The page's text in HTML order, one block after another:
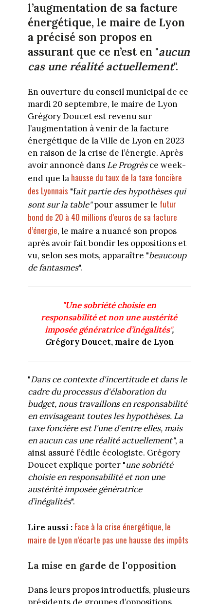
l’augmentation de sa facture
énergétique, le maire de Lyon
a précisé son propos en
assurant que ce n’est en "aucun
cas une réalité actuellement".
En ouverture du conseil municipal de ce
mardi 20 septembre, le maire de Lyon
Grégory Doucet est revenu sur
l’augmentation à venir de la facture
énergétique de la Ville de Lyon en 2023
en raison de la crise de l’énergie. Après
avoir annoncé dans Le Progrèsce week-
end que la hausse du taux de la taxe foncière
des Lyonnais "fait partie des hypothèses qui
sont sur la table"pour assumer le futur
bond de 20 à 40 millions d’euros de sa facture
d’énergie, le maire a nuancé son propos
après avoir fait bondir les oppositions et
vu, selon ses mots, apparaître "beaucoup
de fantasmes".
"Une sobriété choisie en
responsabilité et non une austérité
imposée génératrice d’inégalités",
Grégory Doucet, maire de Lyon
"Dans ce contexte d'incertitude et dans le
cadre du processus d'élaboration du
budget, nous travaillons en responsabilité
en envisageant toutes les hypothèses. La
taxe foncière est l'une d'entre elles, mais
en aucun cas une réalité actuellement", a
ainsi assuré l’édile écologiste. Grégory
Doucet explique porter "une sobriété
choisie en responsabilité et non une
austérité imposée génératrice
d’inégalités".
Lire aussi : Face à la crise énergétique, le
maire de Lyon n’écarte pas une hausse des impôts
La mise en garde de l'opposition
Dans leurs propos introductifs, plusieurs